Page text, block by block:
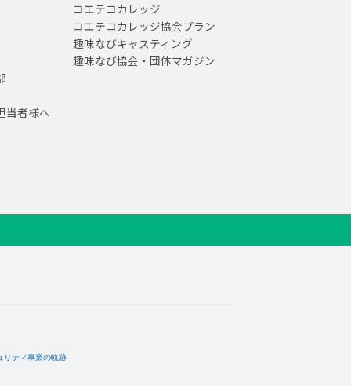
当者様へ
コエテコカレッジ
コエテコカレッジ協会プラン
趣味なびキャスティング
趣味なび協会・団体マガジン